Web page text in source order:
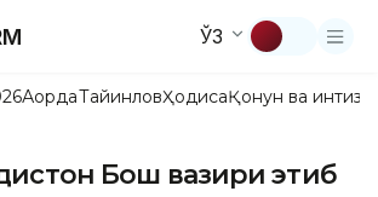
ЎЗ
АқордаТайинловҲодисаҚонун ва
Бош вазири этиб